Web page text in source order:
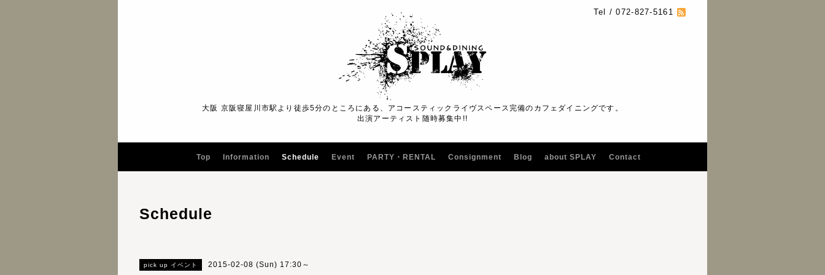
Tel / 072-827-5161
大阪 京阪寝屋川市駅より徒歩5分のところにある、アコースティックライヴスペース完備のカフェダイニングです。
出演アーティスト随時募集中!!
Top Information Schedule Event PARTY・RENTAL Consignment Blog about SPLAY Contact
Schedule
pick up イベント 2015-02-08 (Sun) 17:30～